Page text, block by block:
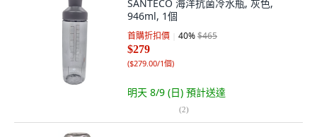
SANTECO 海洋抗菌冷水瓶, 灰色,
946ml, 1個
首購折扣價 40%$465
$279
($279.00/1個)
明天 8/9 (日) 預計送達
(2)